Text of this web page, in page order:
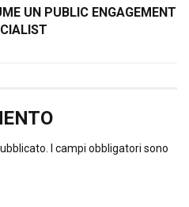
UN PUBLIC ENGAGEMENT
I campi obbligatori sono